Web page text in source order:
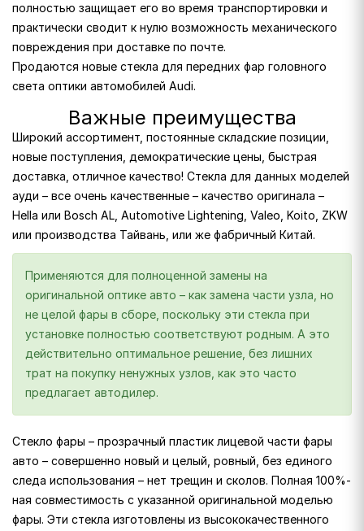
полностью защищает его во время транспортировки и
практически сводит к нулю возможность механического
повреждения при доставке по почте.
Продаются новые стекла для передних фар головного
света оптики автомобилей Audi.
Важные преимущества
Широкий ассортимент, постоянные складские позиции,
новые поступления, демократические цены, быстрая
доставка, отличное качество! Стекла для данных моделей
ауди – все очень качественные – качество оригинала –
Hella или Bosch AL, Automotive Lightening, Valeo, Koito, ZKW
или производства Тайвань, или же фабричный Китай.
Применяются для полноценной замены на
оригинальной оптике авто – как замена части узла, но
не целой фары в сборе, поскольку эти стекла при
установке полностью соответствуют родным. А это
действительно оптимальное решение, без лишних
трат на покупку ненужных узлов, как это часто
предлагает автодилер.
Стекло фары – прозрачный пластик лицевой части фары
авто – совершенно новый и целый, ровный, без единого
следа использования – нет трещин и сколов. Полная 100%-
ная совместимость с указанной оригинальной моделью
фары. Эти стекла изготовлены из высококачественного